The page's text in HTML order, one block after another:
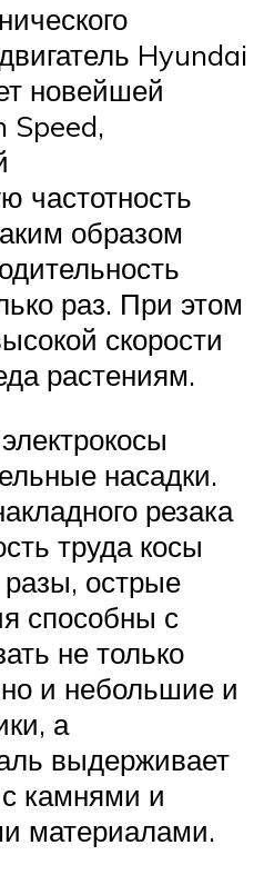
Hyundai
новейшей
Speed,
частотность
образом
раз. При этом
скорости
растениям.
насадки.
резака
труда косы
острые
способны с
не только
и небольшие и
а
выдерживает
камнями и
материалами.